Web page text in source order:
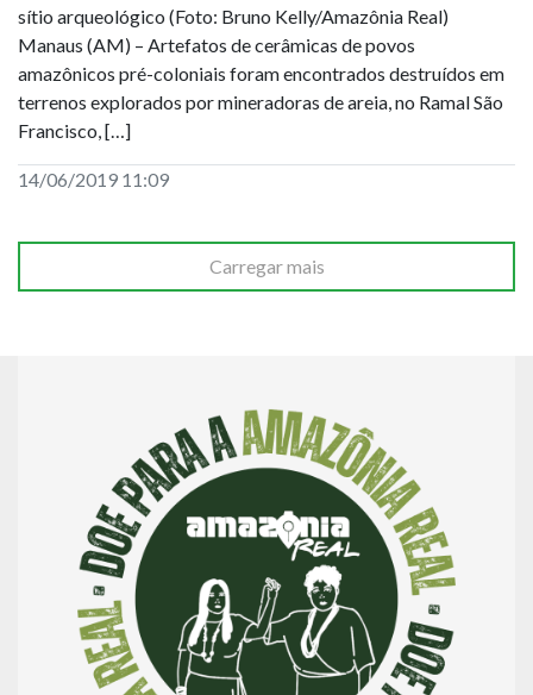
sítio arqueológico (Foto: Bruno Kelly/Amazônia Real)
Manaus (AM) – Artefatos de cerâmicas de povos
amazônicos pré-coloniais foram encontrados destruídos em
terrenos explorados por mineradoras de areia, no Ramal São
Francisco, […]
14/06/2019 11:09
Carregar mais